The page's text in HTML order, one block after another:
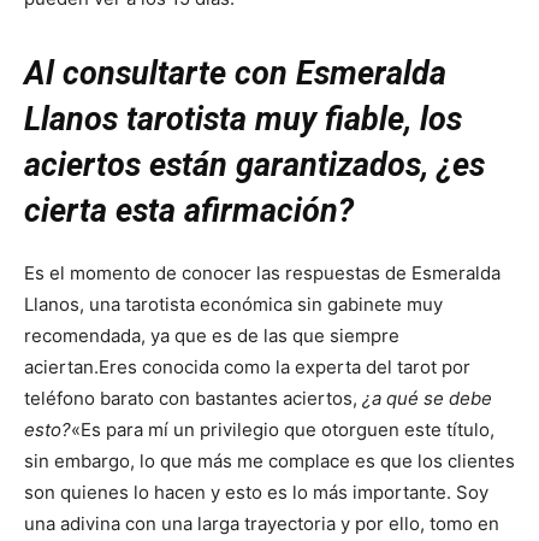
Al consultarte con Esmeralda
Llanos tarotista muy fiable, los
aciertos están garantizados, ¿es
cierta esta afirmación?
Es el momento de conocer las respuestas de Esmeralda
Llanos, una tarotista económica sin gabinete muy
recomendada, ya que es de las que siempre
aciertan.Eres conocida como la experta del tarot por
teléfono barato con bastantes aciertos, ¿a qué se debe
esto?«Es para mí un privilegio que otorguen este título,
sin embargo, lo que más me complace es que los clientes
son quienes lo hacen y esto es lo más importante. Soy
una adivina con una larga trayectoria y por ello, tomo en